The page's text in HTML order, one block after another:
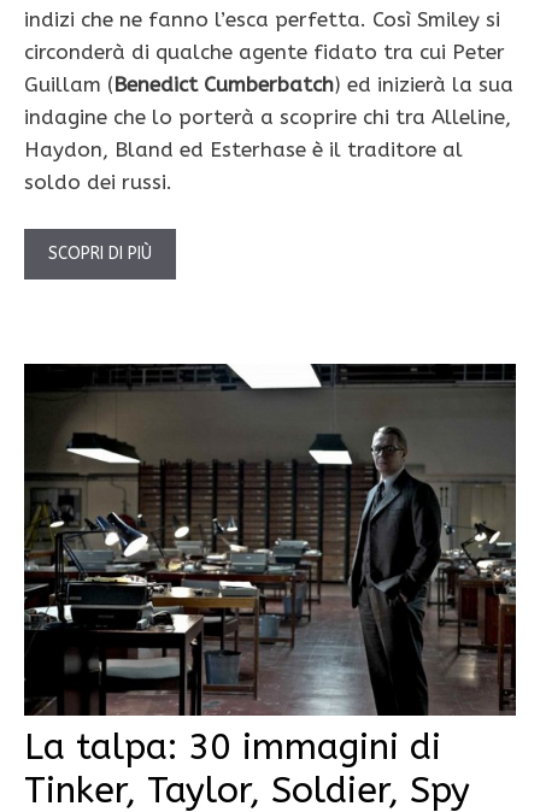
indizi che ne fanno l’esca perfetta. Così Smiley si
circonderà di qualche agente fidato tra cui Peter
Guillam (Benedict Cumberbatch) ed inizierà la sua
indagine che lo porterà a scoprire chi tra Alleline,
Haydon, Bland ed Esterhase è il traditore al
soldo dei russi.
SCOPRI DI PIÙ
La talpa: 30 immagini di
Tinker, Taylor, Soldier, Spy